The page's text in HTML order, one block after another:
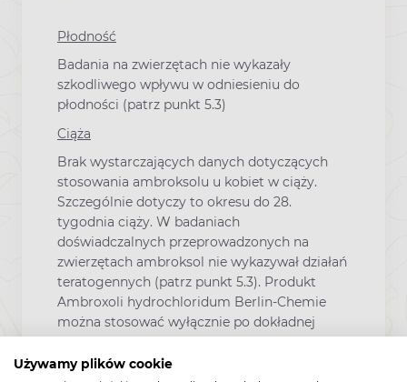
Używamy plików cookie
Płodność
Badania na zwierzętach nie wykazały
szkodliwego wpływu w odniesieniu do
płodności (patrz punkt 5.3)
Ciąża
Brak wystarczających danych dotyczących
stosowania ambroksolu u kobiet w ciąży.
Szczególnie dotyczy to okresu do 28.
tygodnia ciąży. W badaniach
doświadczalnych przeprowadzonych na
zwierzętach ambroksol nie wykazywał działań
teratogennych (patrz punkt 5.3). Produkt
Ambroxoli hydrochloridum Berlin-Chemie
można stosować wyłącznie po dokładnej
ocenie stosunku korzyści do ryzyka,
szczególnie w pierwszym trymestrze ciąży.